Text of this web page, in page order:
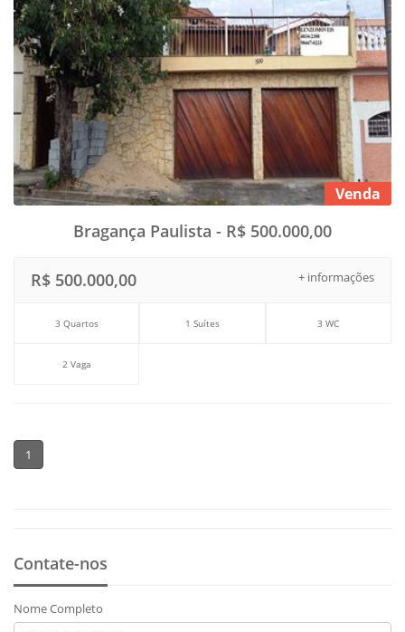
Venda
Bragança Paulista - R$ 500.000,00
+ informações
R$ 500.000,00
3 Quartos 1 Suítes 3 WC
2 Vaga
1
Contate-nos
Nome Completo